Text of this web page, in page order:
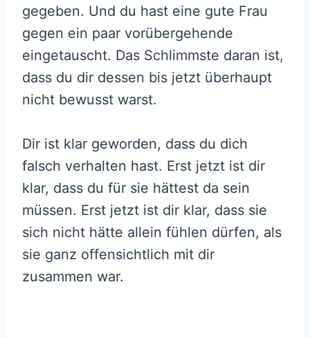
gegeben. Und du hast eine gute Frau
gegen ein paar vorübergehende
eingetauscht. Das Schlimmste daran ist,
dass du dir dessen bis jetzt überhaupt
nicht bewusst warst.
Dir ist klar geworden, dass du dich
falsch verhalten hast. Erst jetzt ist dir
klar, dass du für sie hättest da sein
müssen. Erst jetzt ist dir klar, dass sie
sich nicht hätte allein fühlen dürfen, als
sie ganz offensichtlich mit dir
zusammen war.